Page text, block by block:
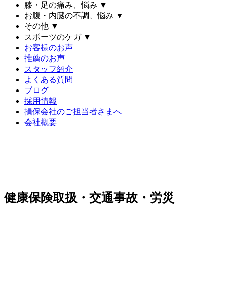
膝・足の痛み、悩み ▼
お腹・内臓の不調、悩み ▼
その他 ▼
スポーツのケガ ▼
お客様のお声
推薦のお声
スタッフ紹介
よくある質問
ブログ
採用情報
損保会社のご担当者さまへ
会社概要
健康保険取扱・交通事故・労災